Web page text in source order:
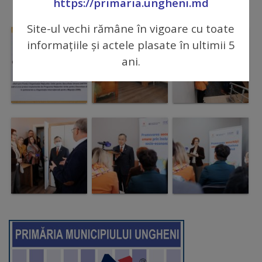
de
Integritate
calitate
Consiliul
Municipal
Consilieri
Site-ul vechi rămâne în vigoare cu toate
informațiile și actele plasate în ultimii 5
ani.